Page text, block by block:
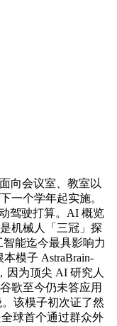
向会议室、教室以
一个学年起实施。
驾驶打算。AI 概览
机械人「三冠」探
能迄今最具影响力
模子 AstraBrain-
因为顶尖 AI 研究人
歌至今仍未答应用
该模子初次证了然
球首个通过群众外